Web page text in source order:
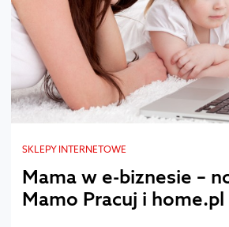
SKLEPY INTERNETOWE
Mama w e-biznesie –
Mamo Pracuj i home.pl